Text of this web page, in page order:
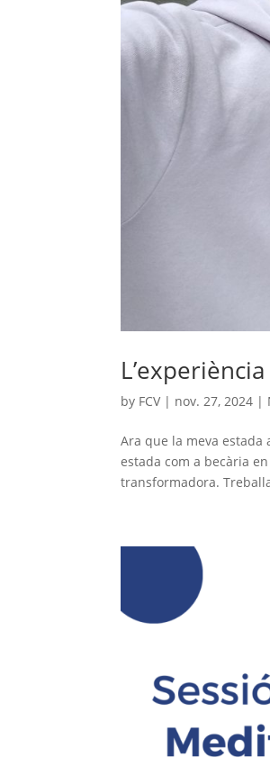
by FCV | nov. 27, 2024 |
Ara que la meva
estada com a becària
transformadora.